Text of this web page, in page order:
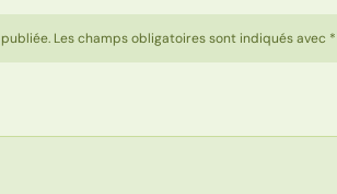
Les champs obligatoires sont indiqués avec *